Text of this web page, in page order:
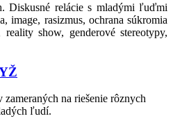
Diskusné relácie s mladými ľuďmi
image, rasizmus, ochrana súkromia
show, genderové stereotypy,
na riešenie rôznych
ľudí.